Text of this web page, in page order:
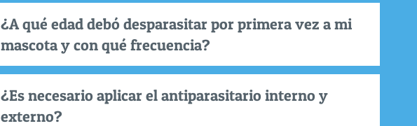
¿A qué edad debó desparasitar por primera vez a mi
mascota y con qué frecuencia?
¿Es necesario aplicar el antiparasitario interno y
externo?